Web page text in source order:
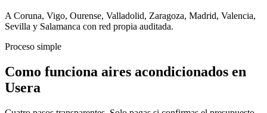
A Coruna, Vigo, Ourense, Valladolid, Zaragoza, Madrid, Valencia,
Sevilla y Salamanca con red propia auditada.
Proceso simple
Como funciona aires acondicionados en
Usera